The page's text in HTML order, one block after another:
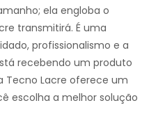
ela engloba o
transmitirá. É uma
profissionalismo e a
recebendo um produto
Tecno Lacre oferece um
escolha a melhor solução